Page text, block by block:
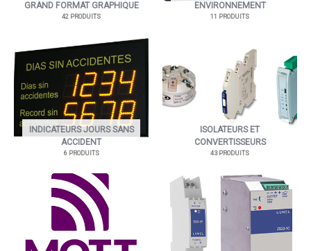
GRAND FORMAT GRAPHIQUE
42 PRODUITS
ENVIRONNEMENT
11 PRODUITS
INDICATEURS JOURS SANS
ACCIDENT
6 PRODUITS
ISOLATEURS ET
CONVERTISSEURS
43 PRODUITS